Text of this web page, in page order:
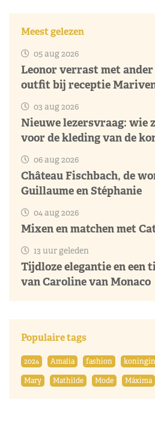
Meest gelezen
05 aug 2026
Leonor verrast met
outfit bij receptie
03 aug 2026
Nieuwe lezersvraag: wie
voor de kleding van de
06 aug 2026
Château Fischbach, de
Guillaume en Stéphanie
04 aug 2026
Mixen en matchen met
13 uur geleden
Tijdloze elegantie en een
van Caroline van Monaco
Populaire tags
2024 Amalia fashion
Mary
Mathilde Mode Máxima